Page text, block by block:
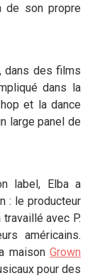
de son propre
dans des films
dans la
et la dance
large panel de
label, Elba a
: le producteur
avec P.
américains.
maison Grown
pour des